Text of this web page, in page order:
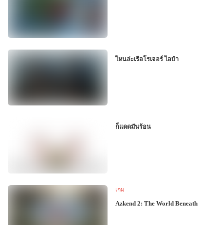
ไหนล่ะเรือโรเจอร์ ไอบ้า
ก็แดดมันร้อน
เกม
Azkend 2: The World Beneath